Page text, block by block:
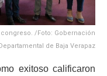
/Foto: Gobernación
Departamental de Baja Verapaz
exitoso calificaron